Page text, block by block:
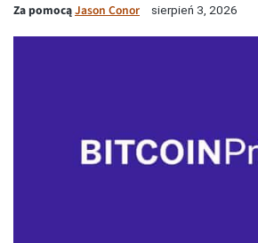
Za pomocąJason Conor sierpień 3, 2026